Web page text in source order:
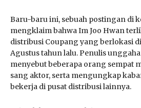
Baru-baru ini, sebuah postingan di
mengklaim bahwa Im Joo Hwan
distribusi Coupang yang berlokasi
Agustus tahun lalu. Penulis
menyebut beberapa orang sempat
sang aktor, serta mengungkap
bekerja di pusat distribusi lainnya.